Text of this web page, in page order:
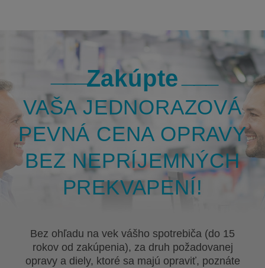
Zakúpte
VAŠA JEDNORAZOVÁ
PEVNÁ CENA OPRAVY
BEZ NEPRÍJEMNÝCH
PREKVAPENÍ!
Bez ohľadu na vek vášho spotrebiča (do 15
rokov od zakúpenia), za druh požadovanej
opravy a diely, ktoré sa majú opraviť, poznáte